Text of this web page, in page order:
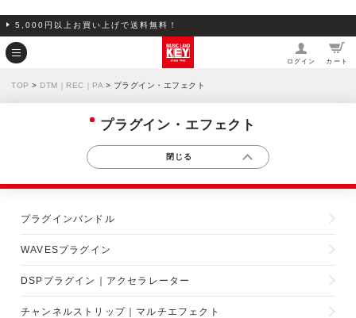
5,000円以上お買い上げで送料無料！
ログイン カート
TOP > DTM｜REC｜PA > プラグイン・エフェクト
プラグイン・エフェクト
プラグインバンドル
WAVESプラグイン
DSPプラグイン｜アクセラレーター
チャンネルストリップ｜マルチエフェクト